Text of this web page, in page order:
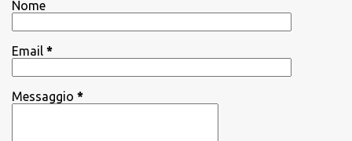
i
Nome
Email *
Messaggio *